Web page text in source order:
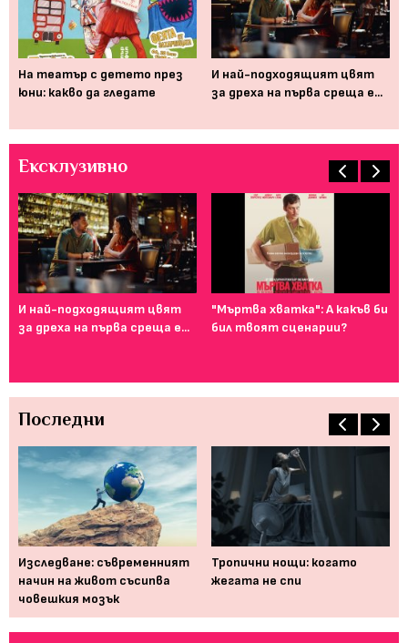
На театър с детето през
юни: какво да гледате
И най-подходящият цвят
за дреха на първа среща е...
Ексклузивно
И най-подходящият цвят
за дреха на първа среща е...
"Мъртва хватка": А какъв би
бил твоят сценарии?
Последни
Изследване: съвременният
начин на живот съсипва
човешкия мозък
Тропични нощи: когато
жегата не спи